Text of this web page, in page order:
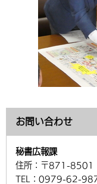
お問い合わせ
秘書広報課
住所： 〒871-8501
TEL： 0979-62-